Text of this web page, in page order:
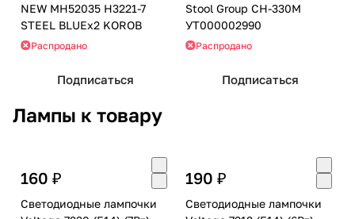
NEW MH52035 H3221-7
STEEL BLUEx2 KOROB
Распродано
Подписаться
Stool Group CH-330M
УТ000002990
Распродано
Подписаться
Лампы к товару
160 ₽
Светодиодные лампочки
190 ₽
Светодиодные лампочки